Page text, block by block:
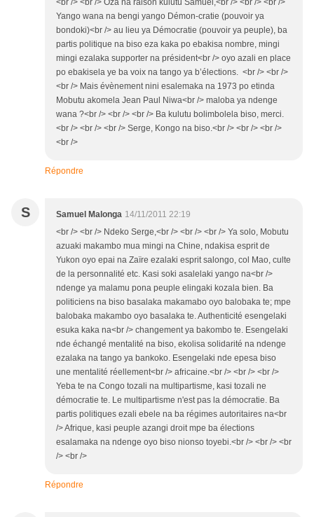
<br /> <br /> Oza na raison kulutu Samuel,<br /> <br /> <br />
Yango wana na bengi yango Démon-cratie (pouvoir ya
bondoki)<br /> au lieu ya Démocratie (pouvoir ya peuple), ba
partis politique na biso eza kaka po ebakisa nombre, mingi
mingi ezalaka supporter na président<br /> oyo azali en place
po ebakisela ye ba voix na tango ya b’élections. <br /> <br />
<br /> Mais évènement nini esalemaka na 1973 po etinda
Mobutu akomela Jean Paul Niwa<br /> maloba ya ndenge
wana ?<br /> <br /> <br /> Ba kulutu bolimbolela biso, merci.
<br /> <br /> <br /> Serge, Kongo na biso.<br /> <br /> <br />
<br />
Répondre
S Samuel Malonga 14/11/2011 22:19
<br /> <br /> Ndeko Serge,<br /> <br /> <br /> Ya solo, Mobutu
azuaki makambo mua mingi na Chine, ndakisa esprit de
Yukon oyo epai na Zaïre ezalaki esprit salongo, col Mao, culte
de la personnalité etc. Kasi soki asalelaki yango na<br />
ndenge ya malamu pona peuple elingaki kozala bien. Ba
politiciens na biso basalaka makamabo oyo balobaka te; mpe
balobaka makambo oyo basalaka te. Authenticité esengelaki
esuka kaka na<br /> changement ya bakombo te. Esengelaki
nde échangé mentalité na biso, ekolisa solidarité na ndenge
ezalaka na tango ya bankoko. Esengelaki nde epesa biso
une mentalité réellement<br /> africaine.<br /> <br /> <br />
Yeba te na Congo tozali na multipartisme, kasi tozali ne
démocratie te. Le multipartisme n'est pas la démocratie. Ba
partis politiques ezali ebele na ba régimes autoritaires na<br
/> Afrique, kasi peuple azangi droit mpe ba élections
esalamaka na ndenge oyo biso nionso toyebi.<br /> <br /> <br
/> <br />
Répondre